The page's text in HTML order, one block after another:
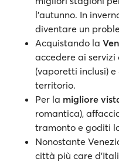
l’autunno. In
diventare un
Acquistando la
accedere ai
(vaporetti inclusi)
territorio.
Per la migliore
romantica),
tramonto e goditi
Nonostante
città più care